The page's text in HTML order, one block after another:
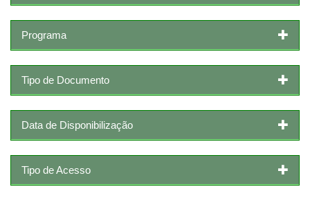
Programa
Tipo de Documento
Data de Disponibilização
Tipo de Acesso